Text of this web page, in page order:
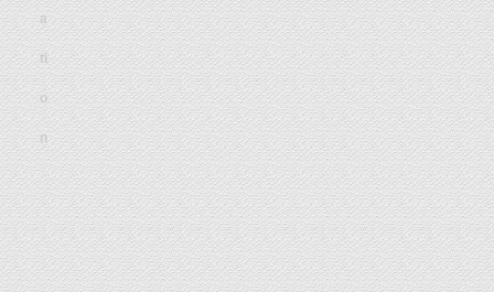
a
ti
o
n